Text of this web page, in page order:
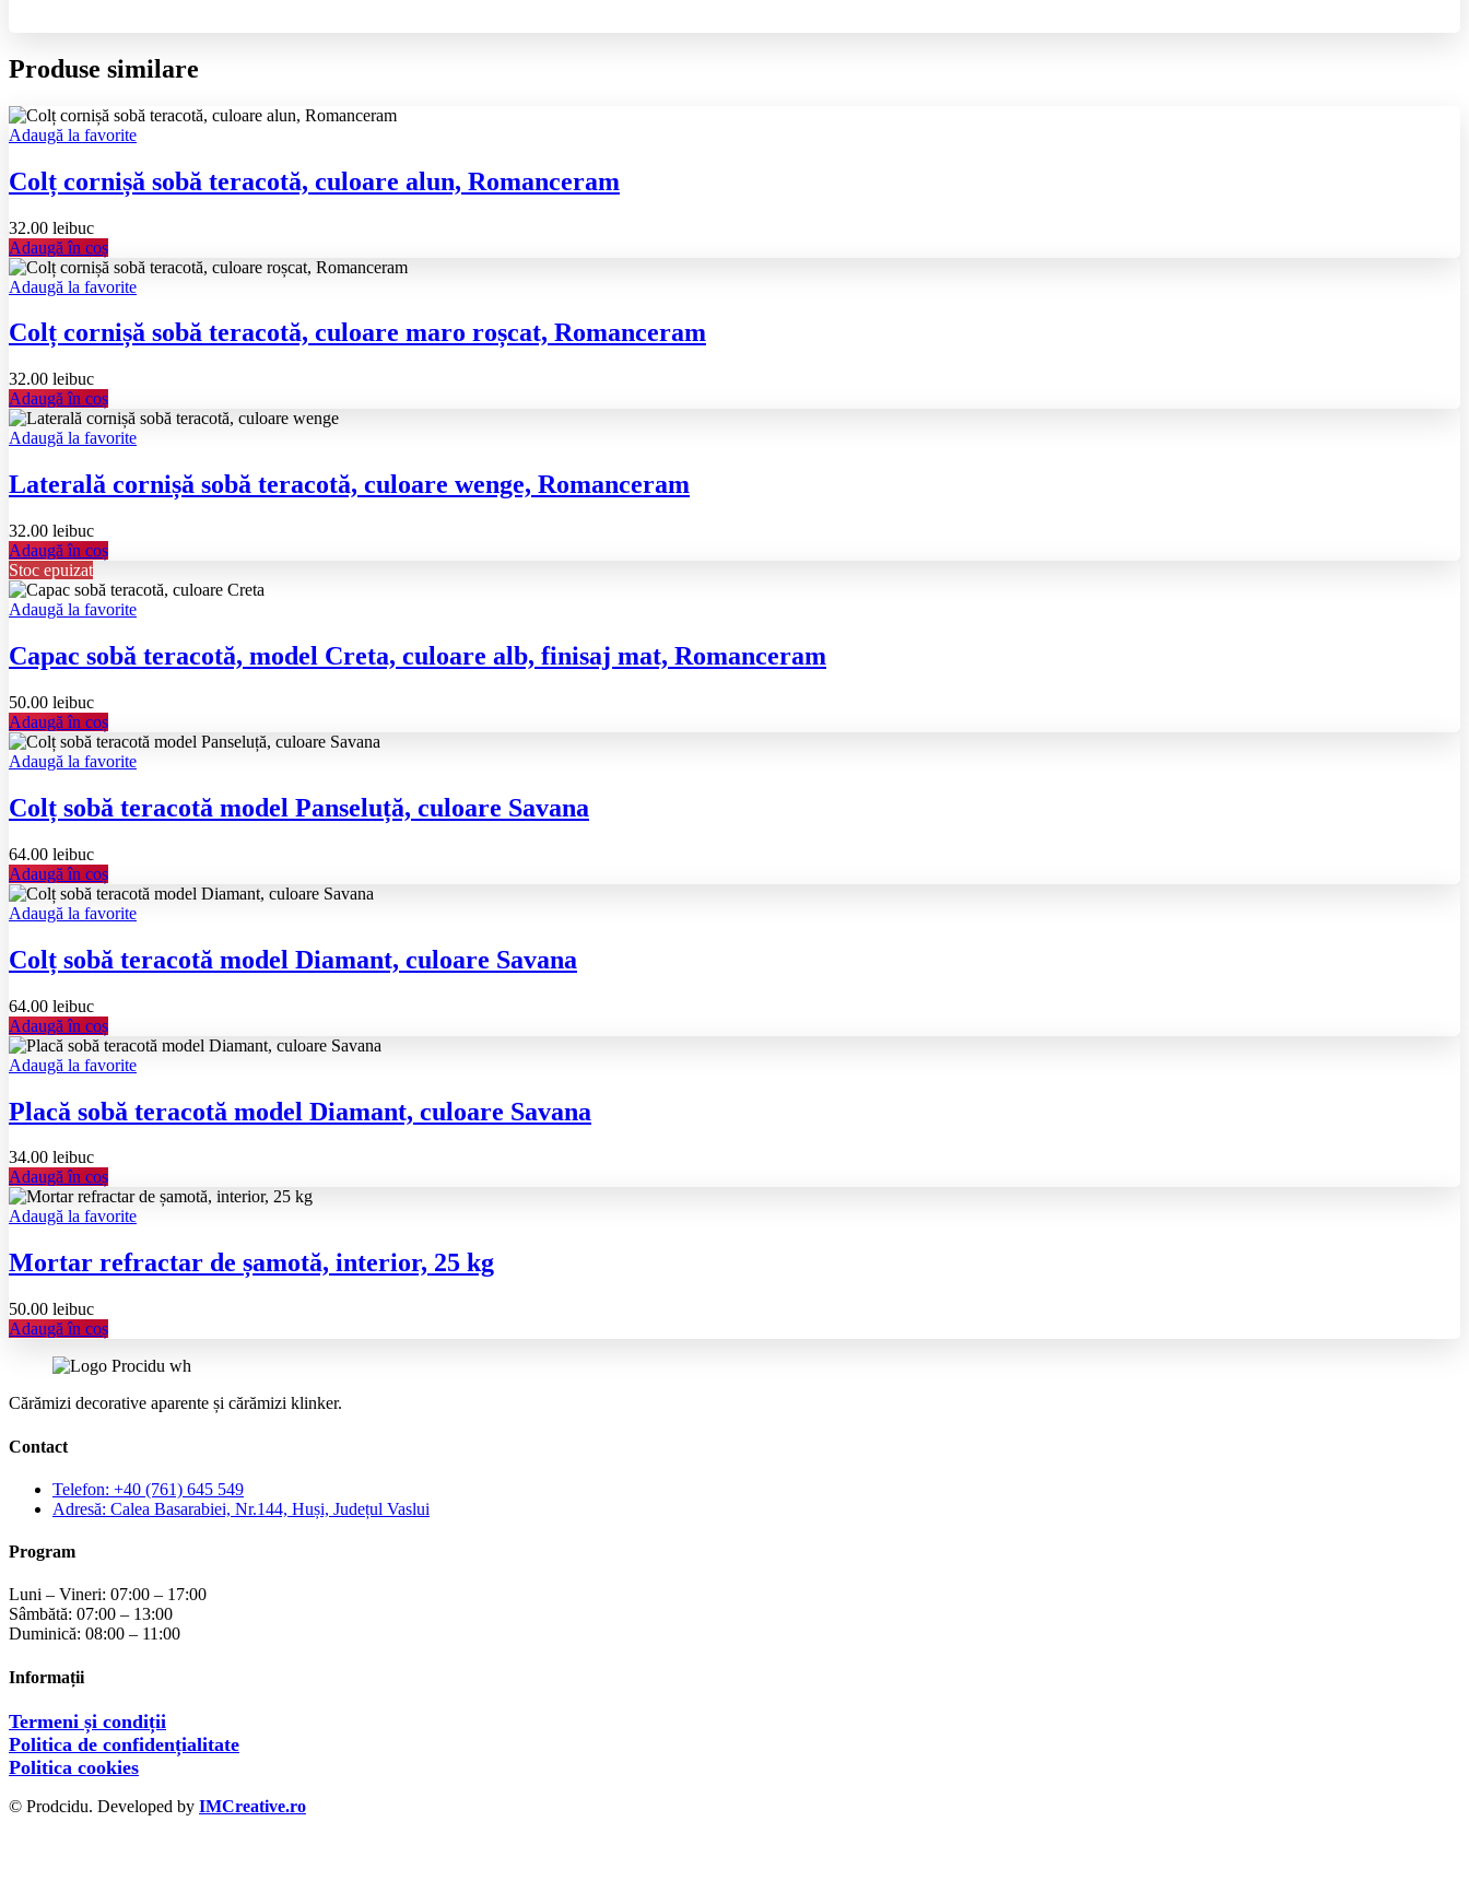
Produse similare
Adaugă la favorite
Colț cornișă sobă teracotă, culoare alun, Romanceram
32.00 leibuc
Adaugă în coș
Adaugă la favorite
Colț cornișă sobă teracotă, culoare maro roșcat, Romanceram
32.00 leibuc
Adaugă în coș
Adaugă la favorite
Laterală cornișă sobă teracotă, culoare wenge, Romanceram
32.00 leibuc
Adaugă în coș
Stoc epuizat
Adaugă la favorite
Capac sobă teracotă, model Creta, culoare alb, finisaj mat, Romanceram
50.00 leibuc
Adaugă în coș
Adaugă la favorite
Colț sobă teracotă model Panseluță, culoare Savana
64.00 leibuc
Adaugă în coș
Adaugă la favorite
Colț sobă teracotă model Diamant, culoare Savana
64.00 leibuc
Adaugă în coș
Adaugă la favorite
Placă sobă teracotă model Diamant, culoare Savana
34.00 leibuc
Adaugă în coș
Adaugă la favorite
Mortar refractar de șamotă, interior, 25 kg
50.00 leibuc
Adaugă în coș
Cărămizi decorative aparente și cărămizi klinker.
Contact
Telefon: +40 (761) 645 549
Adresă: Calea Basarabiei, Nr.144, Huși, Județul Vaslui
Program
Luni – Vineri: 07:00 – 17:00
Sâmbătă: 07:00 – 13:00
Duminică: 08:00 – 11:00
Informații
Termeni și condiții
Politica de confidențialitate
Politica cookies
© Prodcidu. Developed by IMCreative.ro